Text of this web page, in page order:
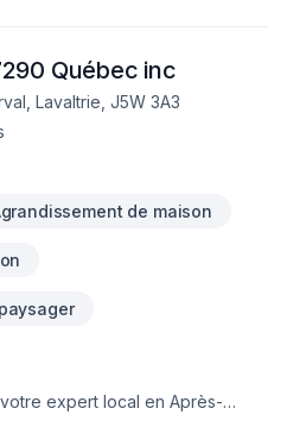
Québec inc
Lavaltrie, J5W 3A3
de maison
expert local en Après-